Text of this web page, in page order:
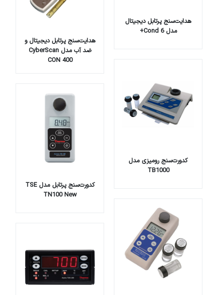
هدایت‌سنج پرتابل دیجیتال
مدل Cond 6+
هدایت‌سنج پرتابل دیجیتال و
ضد آب مدل CyberScan
CON 400
کدورت‌سنج رومیزی مدل
TB1000
کدورت‌سنج پرتابل مدل TSE
TN100 New